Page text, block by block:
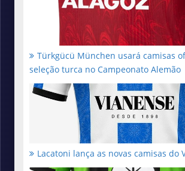
Türkgücü München usará camisas
seleção turca no Campeonato Alemão
Lacatoni lança as novas camisas do